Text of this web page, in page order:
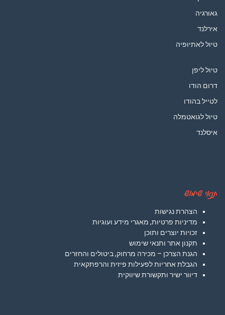
גאורגיה
אירלנד
טיול לאתיופיה
טיול ליפן
דרום הודו
לטייל בהודו
טיול לגואטמלה
איסלנד
תנאי שימוש
הצהרת נגישות
מדיניות פרטיות, מאגרי מידע ועוגיות
זכויות יוצרים ותוכן
תקנון אתר ותנאי שימוש
הגנת הצרכן – מכירה מרחוק, ביטולים והחזרים
הגבלת אחריות לפעילות פיזית והרפתקאית
דיוור ישיר ותקשורת שיווקית